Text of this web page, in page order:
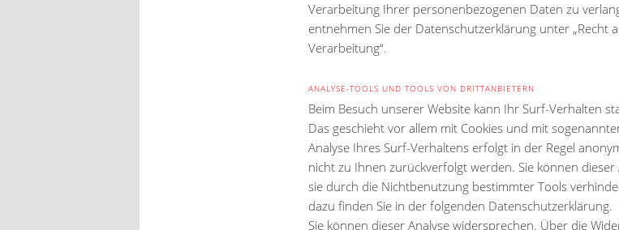
Verarbeitung Ihrer personenbezogenen Daten zu
entnehmen Sie der Datenschutzerklärung unter „Recht
Verarbeitung“.
ANALYSE-TOOLS UND TOOLS VON DRITTANBIETERN
Beim Besuch unserer Website kann Ihr Surf-Verhalten
Das geschieht vor allem mit Cookies und mit
Analyse Ihres Surf-Verhaltens erfolgt in der Regel
nicht zu Ihnen zurückverfolgt werden. Sie können
sie durch die Nichtbenutzung bestimmter Tools
dazu finden Sie in der folgenden Datenschutzerklärung.
Sie können dieser Analyse widersprechen. Über die